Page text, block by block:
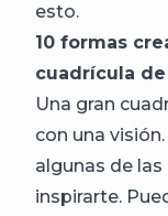
esto.
10 formas
cuadrícula
Una gran
con una
algunas de
inspirarte.